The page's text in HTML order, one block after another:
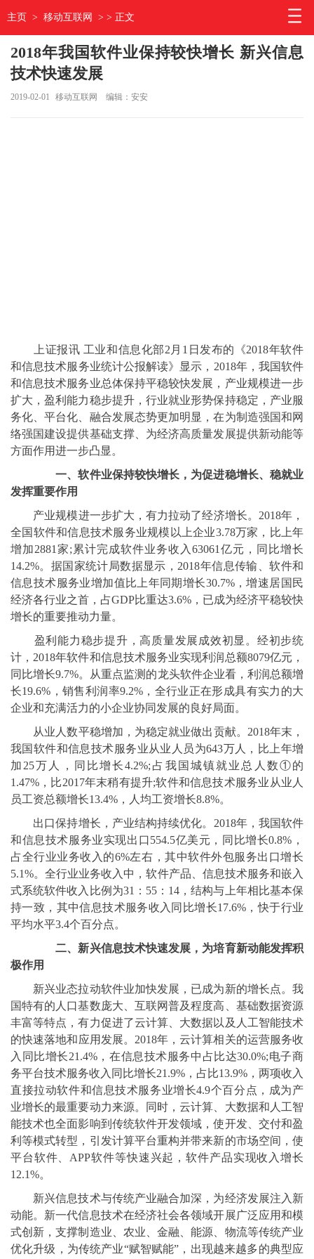
主页 > 移动互联网 > > 正文
2018年我国软件业保持较快增长 新兴信息
技术快速发展
2019-02-01 移动互联网 编辑：安安
上证报讯 工业和信息化部2月1日发布的《2018年软件
和信息技术服务业统计公报解读》显示，2018年，我国软件
和信息技术服务业总体保持平稳较快发展，产业规模进一步
扩大，盈利能力稳步提升，行业就业形势保持稳定，产业服
务化、平台化、融合发展态势更加明显，在为制造强国和网
络强国建设提供基础支撑、为经济高质量发展提供新动能等
方面作用进一步凸显。
一、软件业保持较快增长，为促进稳增长、稳就业
发挥重要作用
产业规模进一步扩大，有力拉动了经济增长。2018年，
全国软件和信息技术服务业规模以上企业3.78万家，比上年
增加2881家;累计完成软件业务收入63061亿元，同比增长
14.2%。据国家统计局数据显示，2018年信息传输、软件和
信息技术服务业增加值比上年同期增长30.7%，增速居国民
经济各行业之首，占GDP比重达3.6%，已成为经济平稳较快
增长的重要推动力量。
盈利能力稳步提升，高质量发展成效初显。经初步统
计，2018年软件和信息技术服务业实现利润总额8079亿元，
同比增长9.7%。从重点监测的龙头软件企业看，利润总额增
长19.6%，销售利润率9.2%，全行业正在形成具有实力的大
企业和充满活力的小企业协同发展的良好局面。
从业人数平稳增加，为稳定就业做出贡献。2018年末，
我国软件和信息技术服务业从业人员为643万人，比上年增
加25万人，同比增长4.2%;占我国城镇就业总人数①的
1.47%，比2017年末稍有提升;软件和信息技术服务业从业人
员工资总额增长13.4%，人均工资增长8.8%。
出口保持增长，产业结构持续优化。2018年，我国软件
和信息技术服务业实现出口554.5亿美元，同比增长0.8%，
占全行业业务收入的6%左右，其中软件外包服务出口增长
5.1%。全行业业务收入中，软件产品、信息技术服务和嵌入
式系统软件收入比例为31：55：14，结构与上年相比基本保
持一致，其中信息技术服务收入同比增长17.6%，快于行业
平均水平3.4个百分点。
二、新兴信息技术快速发展，为培育新动能发挥积
极作用
新兴业态拉动软件业加快发展，已成为新的增长点。我
国特有的人口基数庞大、互联网普及程度高、基础数据资源
丰富等特点，有力促进了云计算、大数据以及人工智能技术
的快速落地和应用发展。2018年，云计算相关的运营服务收
入同比增长21.4%，在信息技术服务中占比达30.0%;电子商
务平台技术服务收入同比增长21.9%，占比13.9%，两项收入
直接拉动软件和信息技术服务业增长4.9个百分点，成为产
业增长的最重要动力来源。同时，云计算、大数据和人工智
能技术也全面影响到传统软件开发领域，使开发、交付和盈
利等模式转型，引发计算平台重构并带来新的市场空间，使
平台软件、APP软件等快速兴起，软件产品实现收入增长
12.1%。
新兴信息技术与传统产业融合加深，为经济发展注入新
动能。新一代信息技术在经济社会各领域开展广泛应用和模
式创新，支撑制造业、农业、金融、能源、物流等传统产业
优化升级，为传统产业“赋智赋能”，出现越来越多的典型应